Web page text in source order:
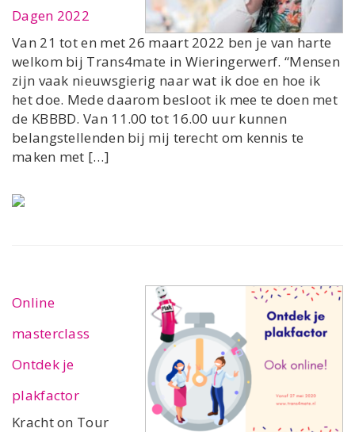
Dagen 2022
Van 21 tot en met 26 maart 2022 ben je van harte
welkom bij Trans4mate in Wieringerwerf. “Mensen
zijn vaak nieuwsgierig naar wat ik doe en hoe ik
het doe. Mede daarom besloot ik mee te doen met
de KBBBD. Van 11.00 tot 16.00 uur kunnen
belangstellenden bij mij terecht om kennis te
maken met […]
Online
masterclass
Ontdek je
plakfactor
Kracht on Tour